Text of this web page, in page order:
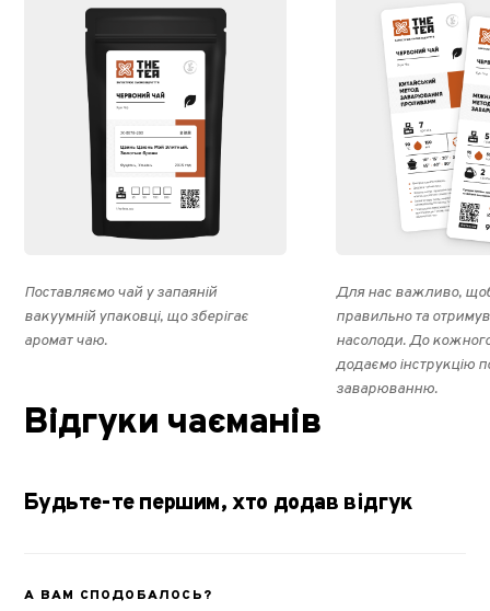
Поставляємо чай у запаяній
вакуумній упаковці, що зберігає
аромат чаю.
Для нас важливо,
правильно та
насолоди. До
додаємо інструкцію
заварюванню.
Відгуки чаєманів
Будьте-те першим, хто додав відгук
А ВАМ СПОДОБАЛОСЬ?